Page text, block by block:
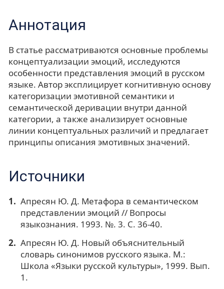
Аннотация
В статье рассматриваются основные проблемы
концептуализации эмоций, исследуются
особенности представления эмоций в русском
языке. Автор эксплицирует когнитивную основу
категоризации эмотивной семантики и
семантической деривации внутри данной
категории, а также анализирует основные
линии концептуальных различий и предлагает
принципы описания эмотивных значений.
Источники
Апресян Ю. Д. Метафора в семантическом
представлении эмоций // Вопросы
языкознания. 1993. №. 3. С. 36-40.
Апресян Ю. Д. Новый объяснительный
словарь синонимов русского языка. М.:
Школа «Языки русской культуры», 1999. Вып.
1.